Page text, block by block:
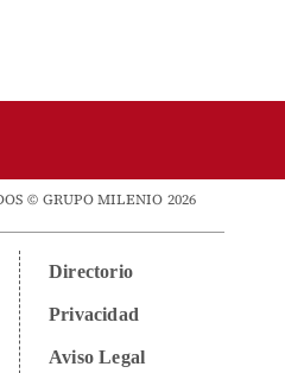
© GRUPO MILENIO 2026
Directorio
Privacidad
Aviso Legal